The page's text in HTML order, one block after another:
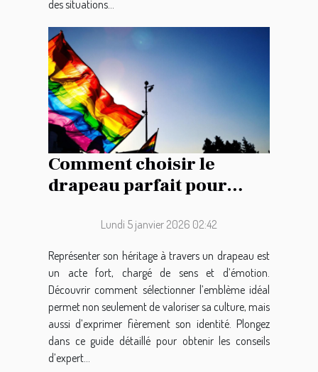
des situations...
Comment choisir le
drapeau parfait pour
héritage ?Lundi 5 janvier 2026 02:42
Représenter son héritage à travers un drapeau est
un acte fort, chargé de sens et d’émotion.
Découvrir comment sélectionner l’emblème idéal
permet non seulement de valoriser sa culture, mais
aussi d’exprimer fièrement son identité. Plongez
dans ce guide détaillé pour obtenir les conseils
d’expert...